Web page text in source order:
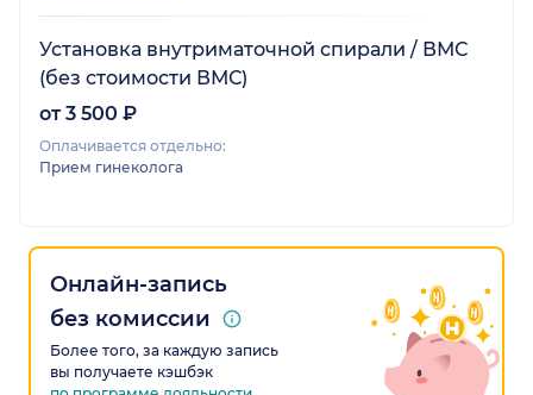
Установка внутриматочной спирали / ВМС
(без стоимости ВМС)
от 3 500 ₽
Оплачивается отдельно:
Прием гинеколога
Онлайн-запись
без комиссии
Более того, за каждую запись
вы получаете кэшбэк